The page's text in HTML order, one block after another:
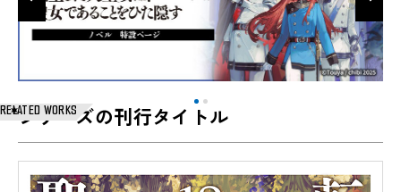
RELATED WORKS
シリーズの刊行タイトル